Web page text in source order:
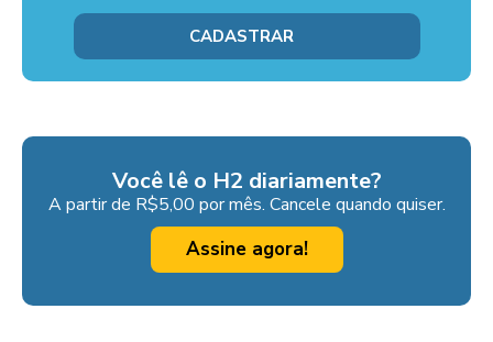
Você lê o H2 diariamente?
A partir de R$5,00 por mês. Cancele quando quiser.
Assine agora!